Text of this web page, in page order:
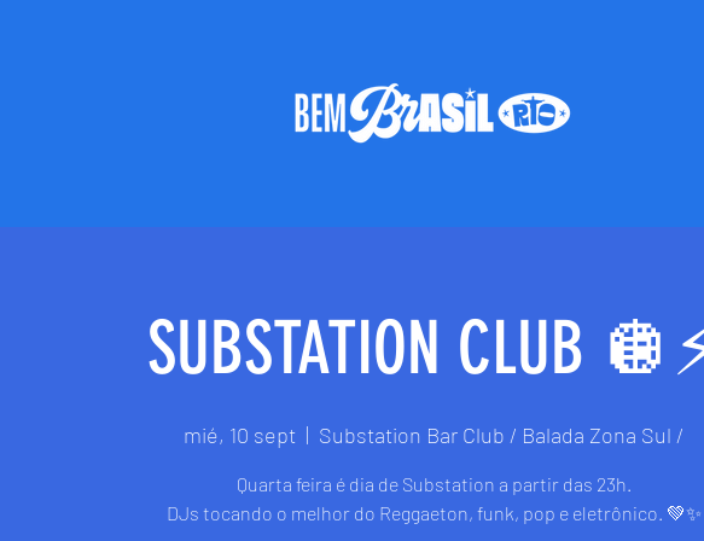
SUBSTATION CLUB
mié, 10 sept
  |
Substation Bar Club / Balada Zona Sul /
Quarta feira é dia de Substation a partir das 23h.
DJs tocando o melhor do Reggaeton, funk, pop e eletrônico. 💚✨